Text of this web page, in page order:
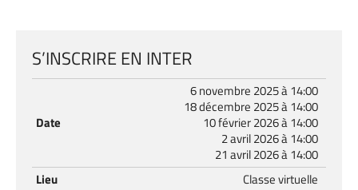
S’INSCRIRE EN INTER
Date
6 novembre 2025 à 14:00
18 décembre 2025 à 14:00
10 février 2026 à 14:00
2 avril 2026 à 14:00
21 avril 2026 à 14:00
Lieu
Classe virtuelle